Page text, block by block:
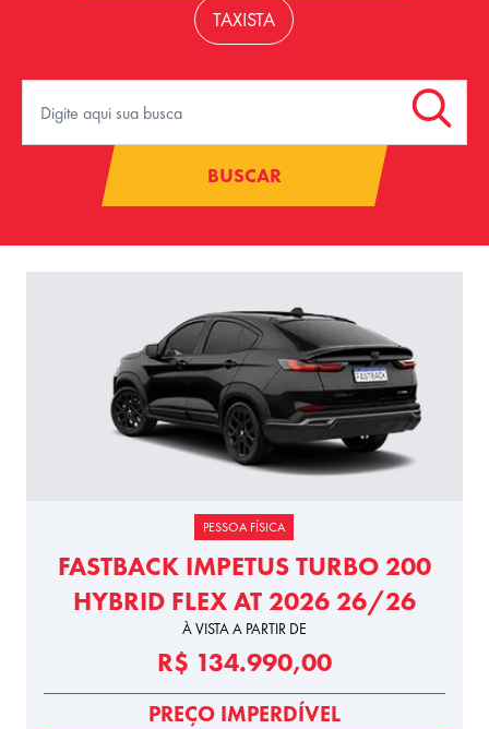
TAXISTA
BUSCAR
PESSOA FÍSICA
FASTBACK IMPETUS TURBO 200
HYBRID FLEX AT 2026 26/26
À VISTA A PARTIR DE
R$ 134.990,00
PREÇO IMPERDÍVEL